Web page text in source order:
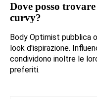
Dove posso
curvy?
Body Optimist pubblica
look d'ispirazione.
condividono inoltre le
preferiti.